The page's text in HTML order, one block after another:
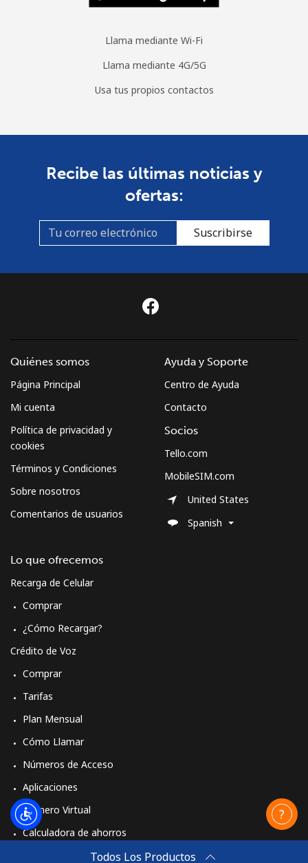
Llama mediante Wi-Fi
Llama mediante 4G/5G
Usa tus propios contactos
Recibe las últimas noticias y
ofertas:
Suscribirse
Todos Los Productos
Quiénes somos
Página Principal
Mi cuenta
Política de privacidad y
cookies
Términos y Condiciones
Sobre nosotros
Comentarios de usuarios
Lo que ofrecemos
Recarga de Celular
Comprar
¿Cómo Recargar?
Crédito de Voz
Comprar
Tarifas
Plan Mensual
Cómo Llamar
Números de Acceso
Aplicaciones
Número Virtual
Calculadora de ahorros
Ayuda y Soporte
Centro de Ayuda
Contacto
Socios
Tello.com
MobileSIM.com
United States
Spanish